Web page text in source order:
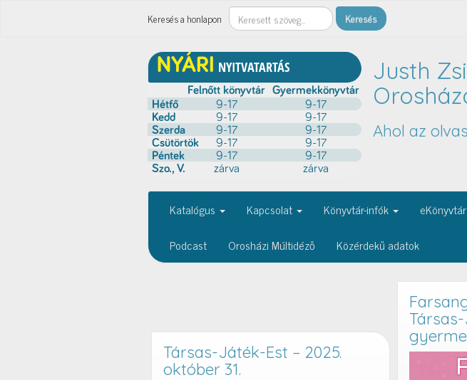
Keresés a honlapon Keresés
Justh
Ahol az
Katalógus Kapcsolat Könyvtár-infók eKönyvtár
Podcast
Orosházi Múltidéző Közérdekű adatok
Társas-Játék-Est – 2025.
október 31.
26.